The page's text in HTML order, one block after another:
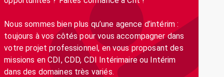
Nous sommes bien plus qu’une agence d’intérim :
toujours à vos côtés pour vous accompagner dans
votre projet professionnel, en vous proposant des
missions en CDI, CDD, CDI Intérimaire ou Intérim
dans des domaines très variés.